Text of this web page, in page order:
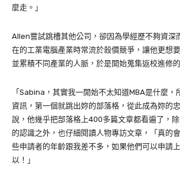
麼走。」
Allen嘗試跳槽其他公司，卻因為學經歷不夠資深
在的工業電腦產業時常流於殺價競爭，讓他更想
並累積不同產業的人脈，於是開始蒐集返校進修
「 Sabina ，其實我一開始不太知道MBA是什麼，
資訊，第一個就跳出妳的部落格，從此成為妳的忠
說，他幾乎把部落格上400多篇文章都看遍了，
的認識之外，也仔細閱讀人物專訪文章，「真的
些申請者的年齡跟我差不多，如果他們可以申請上
以！」